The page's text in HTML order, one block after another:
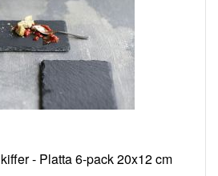
- Platta 6-pack 20x12 cm